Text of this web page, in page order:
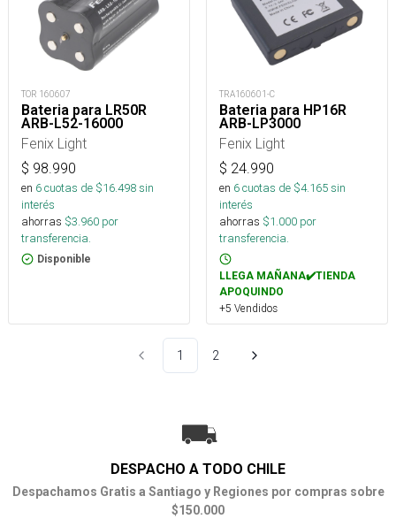
TOR 160607
Bateria para LR50R
ARB-L52-16000
Fenix Light
$ 98.990
en 6cuotas de $16.498sin
interés
ahorras $3.960 por
transferencia.
Disponible
TRA160601-C
Bateri­a para HP16R
ARB-LP3000
Fenix Light
$ 24.990
en 6cuotas de $4.165sin
interés
ahorras $1.000 por
transferencia.
LLEGA MAÑANA✔️TIENDA
APOQUINDO
+5 Vendidos
1 2
DESPACHO A TODO CHILE
Despachamos Gratis a Santiago y Regiones por compras sobre
$150.000